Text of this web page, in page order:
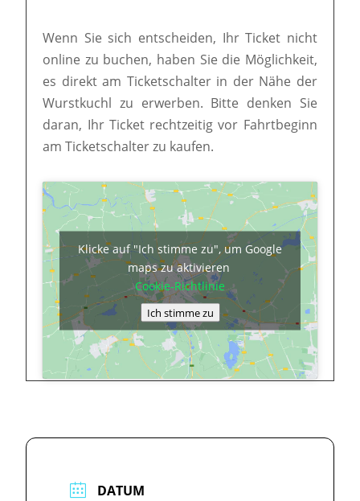
Wenn Sie sich entscheiden, Ihr Ticket nicht
online zu buchen, haben Sie die Möglichkeit,
es direkt am Ticketschalter in der Nähe der
Wurstkuchl zu erwerben. Bitte denken Sie
daran, Ihr Ticket rechtzeitig vor Fahrtbeginn
am Ticketschalter zu kaufen.
Klicke auf "Ich stimme zu", um Google
maps zu aktivieren
Cookie-Richtlinie
Ich stimme zu
DATUM